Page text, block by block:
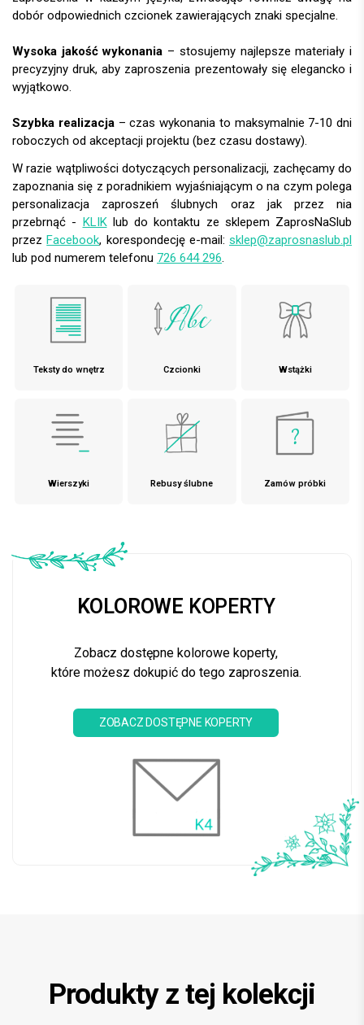
dobór odpowiednich czcionek zawierających znaki specjalne.
Wysoka jakość wykonania – stosujemy najlepsze materiały i
precyzyjny druk, aby zaproszenia prezentowały się elegancko i
wyjątkowo.
Szybka realizacja– czas wykonania to maksymalnie 7-10 dni
roboczych od akceptacji projektu (bez czasu dostawy).
W razie wątpliwości dotyczących personalizacji, zachęcamy do
zapoznania się z poradnikiem wyjaśniającym o na czym polega
personalizacja zaproszeń ślubnych oraz jak przez nia
przebrnąć - KLIKlub do kontaktu ze sklepem ZaprosNaSlub
przezFacebook, korespondecję e-mail: sklep@zaprosnaslub.pl
lub pod numerem telefonu 726 644 296.
Teksty do wnętrz Czcionki Wstążki
Wierszyki Rebusy ślubne Zamów próbki
KOLOROWE KOPERTY
Zobacz dostępne kolorowe koperty,
które możesz dokupić do tego zaproszenia.
ZOBACZ DOSTĘPNE KOPERTY
Produkty z tej kolekcji